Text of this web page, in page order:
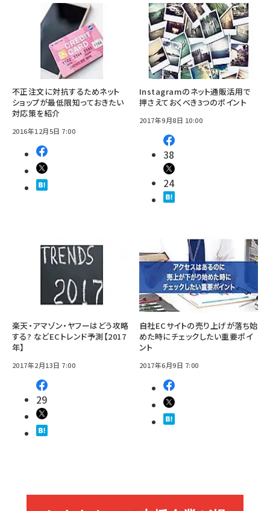
不正注文に対抗するためネット
ショップが最低限知っておきたい
対応策を紹介
2016年12月5日 7:00
Instagramのネット通販活用で
押さえておくべき3つのポイント
2017年9月8日 10:00
38
24
楽天・アマゾン・ヤフーはどう攻略
する? などECトレンド予測【2017
年】
2017年2月13日 7:00
29
自社ECサイトの売り上げが落ち始
めた時にチェックしたい重要ポイ
ント
2017年6月9日 7:00